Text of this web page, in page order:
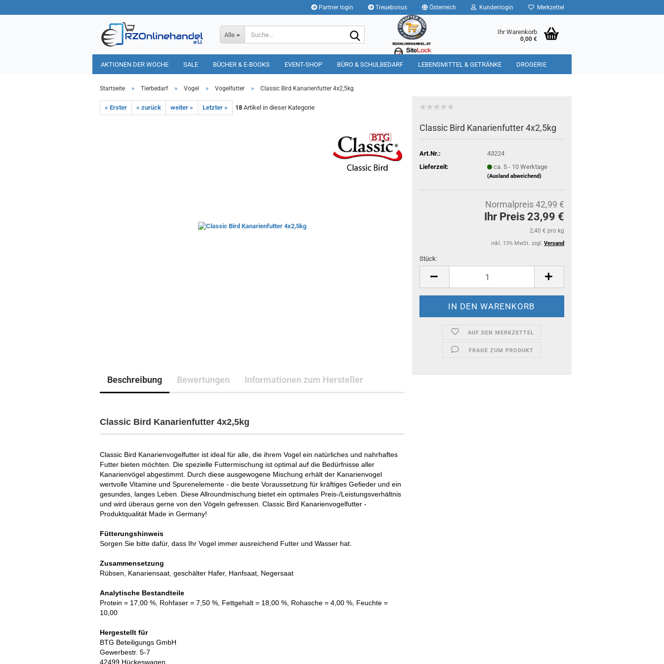
Partner login Treuebonus Österreich Kundenlogin Merkzettel
Alle Ihr Warenkorb
0,00 €
AKTIONEN DER WOCHE SALE BÜCHER & E-BOOKS EVENT-SHOP BÜRO & SCHULBEDARF LEBENSMITTEL & GETRÄNKE DROGERIE
HAUSHALT TIERBEDARF
Startseite » Tierbedarf » Vogel » Vogelfutter » Classic Bird Kanarienfutter 4x2,5kg
« Erster « zurück weiter » Letzter » 18 Artikel in dieser Kategorie
Classic Bird Kanarienfutter 4x2,5kg
Art.Nr.:
43224
Lieferzeit:
ca. 5 - 10 Werktage
(Ausland abweichend)
Normalpreis 42,99 €
Ihr Preis 23,99 €
2,40 € pro kg
inkl. 13% MwSt. zzgl. Versand
Stück:
Stück
AUF DEN MERKZETTEL
FRAGE ZUM PRODUKT
Beschreibung Bewertungen Informationen zum Hersteller
Classic Bird Kanarienfutter 4x2,5kg
Classic Bird Kanarienvogelfutter ist ideal für alle, die ihrem Vogel ein natürliches und nahrhaftes
Futter bieten möchten. Die spezielle Futtermischung ist optimal auf die Bedürfnisse aller
Kanarienvögel abgestimmt. Durch diese ausgewogene Mischung erhält der Kanarienvogel
wertvolle Vitamine und Spurenelemente - die beste Voraussetzung für kräftiges Gefieder und ein
gesundes, langes Leben. Diese Allroundmischung bietet ein optimales Preis-/Leistungsverhältnis
und wird überaus gerne von den Vögeln gefressen. Classic Bird Kanarienvogelfutter -
Produktqualität Made in Germany!
Fütterungshinweis
Sorgen Sie bitte dafür, dass Ihr Vogel immer ausreichend Futter und Wasser hat.
Zusammensetzung
Rübsen, Kanariensaat, geschälter Hafer, Hanfsaat, Negersaat
Analytische Bestandteile
Protein = 17,00 %, Rohfaser = 7,50 %, Fettgehalt = 18,00 %, Rohasche = 4,00 %, Feuchte =
10,00
Hergestellt für
BTG Beteiligungs GmbH
Gewerbestr. 5-7
42499 Hückeswagen